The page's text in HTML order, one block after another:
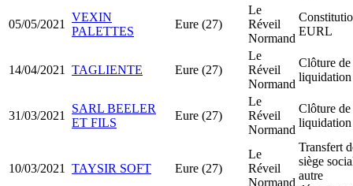
05/05/2021
VEXIN
PALETTES
Eure (27)
Le
Réveil
Normand
EURL
14/04/2021 TAGLIENTE Eure (27)
Le
Réveil
Normand
Clôture de
liquidation
31/03/2021
SARL BEELER
ET FILS
Eure (27)
Le
Réveil
Normand
Clôture de
liquidation
10/03/2021 TAYSIR SOFT Eure (27)
Le
Réveil
Normand
Transfert
siège
autre